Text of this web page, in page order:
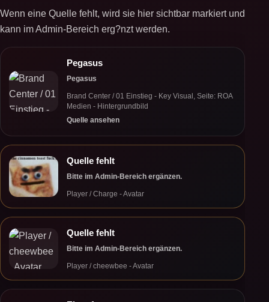
Wenn eine Quelle fehlt, wird sie hier sichtbar markiert und
kann im Admin-Bereich erg?nzt werden.
Pegasus
Pegasus
Brand Center / 01 Einstieg - Key Visual, Seite: ROA
Medien - Hintergrundbild
Quelle ansehen
Quelle fehlt
Bitte im Admin-Bereich ergänzen.
Player / Charge - Avatar
Quelle fehlt
Bitte im Admin-Bereich ergänzen.
Player / cheewbee - Avatar